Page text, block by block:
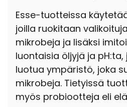
Esse-tuotteissa
joilla ruokitaan
mikrobeja ja lisäksi
luontaisia öljyjä ja
luotua ympäristö, joka
mikrobeja. Tietyissä
myös probiootteja eli